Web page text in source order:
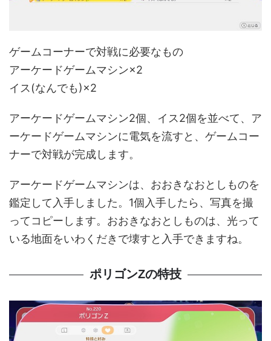
ゲームコーナーで対戦に必要なもの
アーケードゲームマシン×2
イス(なんでも)×2
アーケードゲームマシン2個、イス2個を並べて、ア
ーケードゲームマシンに電気を流すと、ゲームコー
ナーで対戦が完成します。
アーケードゲームマシンは、おおきなおとしものを
鑑定して入手しました。1個入手したら、写真を撮
ってコピーします。おおきなおとしものは、光って
いる地面をいわくだきで壊すと入手できますね。
ポリゴンZの特技